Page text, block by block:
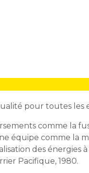
pour toutes
comme la
équipe comme la
des énergies
Pacifique, 1980.